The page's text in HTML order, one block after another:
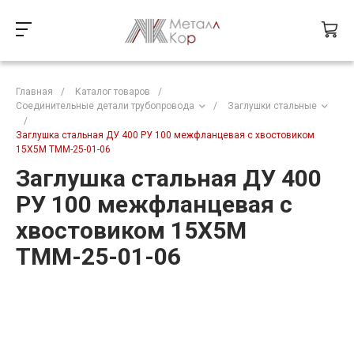
Главная / Каталог товаров
/
Соединительные детали трубопровода
/
Заглушки стальные
/
Заглушка стальная ДУ 400 РУ 100 межфланцевая с хвостовиком
15Х5М ТММ-25-01-06
Заглушка стальная ДУ 400
РУ 100 межфланцевая с
хвостовиком 15Х5М
ТММ-25-01-06